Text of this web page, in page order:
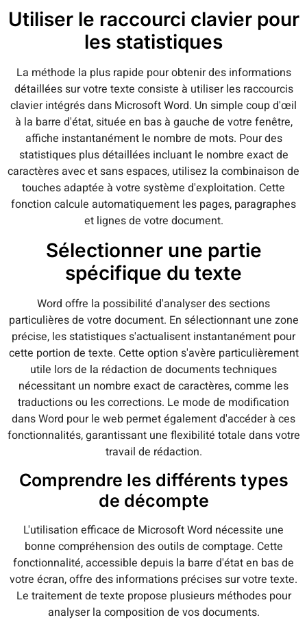
Utiliser le raccourci clavier pour
les statistiques
La méthode la plus rapide pour obtenir des informations
détaillées sur votre texte consiste à utiliser les raccourcis
clavier intégrés dans Microsoft Word. Un simple coup d'œil
à la barre d'état, située en bas à gauche de votre fenêtre,
affiche instantanément le nombre de mots. Pour des
statistiques plus détaillées incluant le nombre exact de
caractères avec et sans espaces, utilisez la combinaison de
touches adaptée à votre système d'exploitation. Cette
fonction calcule automatiquement les pages, paragraphes
et lignes de votre document.
Sélectionner une partie
spécifique du texte
Word offre la possibilité d'analyser des sections
particulières de votre document. En sélectionnant une zone
précise, les statistiques s'actualisent instantanément pour
cette portion de texte. Cette option s'avère particulièrement
utile lors de la rédaction de documents techniques
nécessitant un nombre exact de caractères, comme les
traductions ou les corrections. Le mode de modification
dans Word pour le web permet également d'accéder à ces
fonctionnalités, garantissant une flexibilité totale dans votre
travail de rédaction.
Comprendre les différents types
de décompte
L'utilisation efficace de Microsoft Word nécessite une
bonne compréhension des outils de comptage. Cette
fonctionnalité, accessible depuis la barre d'état en bas de
votre écran, offre des informations précises sur votre texte.
Le traitement de texte propose plusieurs méthodes pour
analyser la composition de vos documents.